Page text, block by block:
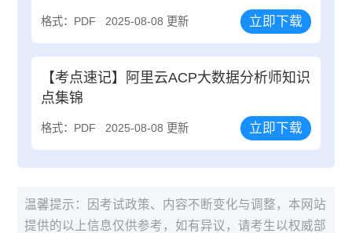
格式：PDF 2025-08-08 更新 立即下载
【考点速记】阿里云ACP大数据分析师知识
点集锦
格式：PDF 2025-08-08 更新 立即下载
温馨提示：因考试政策、内容不断变化与调整，本网站
提供的以上信息仅供参考，如有异议，请考生以权威部